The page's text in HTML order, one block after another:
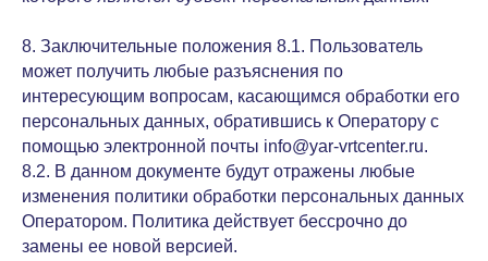
8. Заключительные положения 8.1. Пользователь
может получить любые разъяснения по
интересующим вопросам, касающимся обработки его
персональных данных, обратившись к Оператору с
помощью электронной почты info@yar-vrtcenter.ru.
8.2. В данном документе будут отражены любые
изменения политики обработки персональных данных
Оператором. Политика действует бессрочно до
замены ее новой версией.